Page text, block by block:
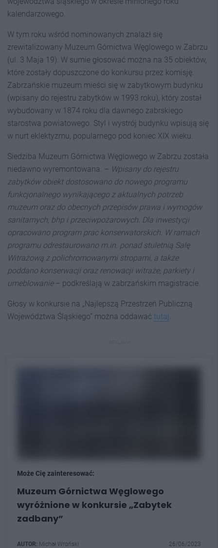
kalendarzowego.
W tym roku wśród nominowanych znalazł się
zrewitalizowany Muzeum Górnictwa Węglowego w Zabrzu
(ul. 3 Maja 19). W sumie głosować można na 35 obiektów,
które zostały dopuszczone do konkursu przez komisję.
Zabrzańskie muzeum mieści się w zabytkowym budynku
(wpisany do rejestru zabytków w 1993 roku), który został
wybudowany w 1874 roku dla dawnego zabrskiego
starostwa powiatowego. Styl i wystrój budynku wpisują się
w nurt eklektyzmu, popularnego pod koniec XIX wieku.
Siedziba Muzeum Górnictwa Węglowego w Zabrzu została
niedawno wyremontowana. – Wpisany do rejestru
zabytków obiekt dostosowano do nowego programu
funkcjonalnego wynikającego z aktualnych potrzeb
muzeum oraz do obecnych przepisów prawa i wymogów
sanitarnych, bhp i przeciwpożarowych. Dla inwestycji
opracowano program prac konserwatorskich. W ramach
programu odrestaurowano m.in. ponad stuletnią Salę
Witrażową z polichromowanymi stropami, a także
poddano konserwacji oraz renowacji witraże, parkiety i
umeblowanie– podkreślają w zabrzańskim magistracie.
Głosy w konkursie na „Najlepszą Przestrzeń Publiczną
Województwa Śląskiego” można oddawać tutaj.
Może Cię zainteresować:
Muzeum Górnictwa Węglowego
wyróżnione w konkursie „Zabytek
zadbany”
AUTOR: Michał Wroński 26/06/2023